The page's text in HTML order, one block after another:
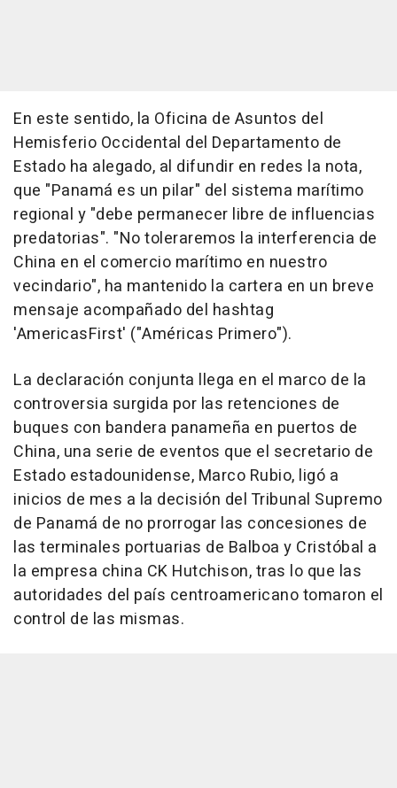
En este sentido, la Oficina de Asuntos del
Hemisferio Occidental del Departamento de
Estado ha alegado, al difundir en redes la nota,
que "Panamá es un pilar" del sistema marítimo
regional y "debe permanecer libre de influencias
predatorias". "No toleraremos la interferencia de
China en el comercio marítimo en nuestro
vecindario", ha mantenido la cartera en un breve
mensaje acompañado del hashtag
'AmericasFirst' ("Américas Primero").
La declaración conjunta llega en el marco de la
controversia surgida por las retenciones de
buques con bandera panameña en puertos de
China, una serie de eventos que el secretario de
Estado estadounidense, Marco Rubio, ligó a
inicios de mes a la decisión del Tribunal Supremo
de Panamá de no prorrogar las concesiones de
las terminales portuarias de Balboa y Cristóbal a
la empresa china CK Hutchison, tras lo que las
autoridades del país centroamericano tomaron el
control de las mismas.